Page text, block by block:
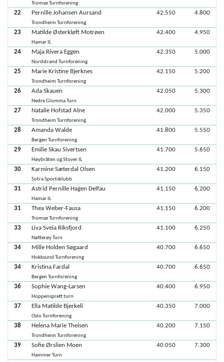
Tromsø Turnforening
22 Pernille Johansen Aursand
Trondheim Turnforening
42.550 4.800
23 Matilde Østerkløft Motrøen
Hamar IL
42.400 4.950
24 Maja Rivera Eggen
Nordstrand Turnforening
42.350 5.000
25 Marie Kristine Bjerknes
Trondheim Turnforening
42.150 5.200
26 Ada Skauen
Nedre Glomma Turn
42.050 5.300
27 Natalie Hofstad Alne
Trondheim Turnforening
42.000 5.350
28 Amanda Walde
Bergen Turnforening
41.800 5.550
29 Emilie Skau Sivertsen
Høybråten og Stover IL
41.700 5.650
30 Karmine Sæterdal Olsen
Sotra Sportsklubb
41.200 6.150
31 Astrid Pernille Hagen Delfau
Hamar IL
41.150 6.200
31 Thea Weber-Fausa
Tromsø Turnforening
41.150 6.200
33 Liva Sveia Riksfjord
Nøtterøy Turn
41.100 6.250
34 Mille Holden Søgaard
Hokksund Turnforening
40.700 6.650
34 Kristina Fardal
Bergen Turnforening
40.700 6.650
36 Sophie Wang-Larsen
Hoppensprett turn
40.400 6.950
37 Ella Matilde Bjerkeli
Oslo Turnforening
40.350 7.000
38 Helena Marie Theisen
Trondheim Turnforening
40.200 7.150
39 Sofie Ørslien Moen
Hammer Turn
40.050 7.300